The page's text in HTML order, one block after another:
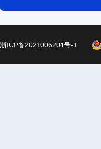
浙ICP备2021006204号-1